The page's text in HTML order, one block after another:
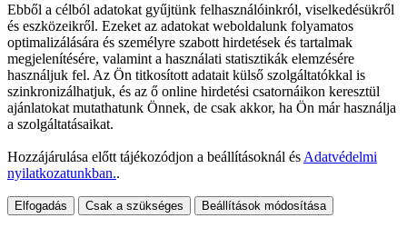
Ebből a célból adatokat gyűjtünk felhasználóinkról, viselkedésükről
és eszközeikről. Ezeket az adatokat weboldalunk folyamatos
optimalizálására és személyre szabott hirdetések és tartalmak
megjelenítésére, valamint a használati statisztikák elemzésére
használjuk fel. Az Ön titkosított adatait külső szolgáltatókkal is
szinkronizálhatjuk, és az ő online hirdetési csatornáikon keresztül
ajánlatokat mutathatunk Önnek, de csak akkor, ha Ön már használja
a szolgáltatásaikat.
Hozzájárulása előtt tájékozódjon a beállításoknál és Adatvédelmi
nyilatkozatunkban..
Elfogadás Csak a szükséges Beállítások módosítása